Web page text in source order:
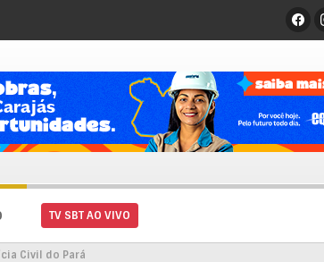
TV SBT AO VIVO
Civil do Pará